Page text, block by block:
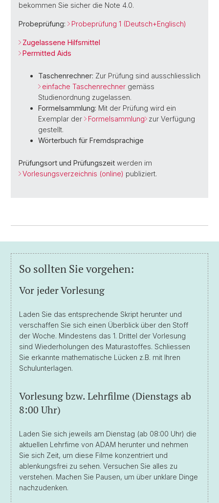
bekommen Sie sicher die Note 4.0.
Probeprüfung: Probeprüfung 1 (Deutsch+Englisch)
Zugelassene Hilfsmittel
Permitted Aids
Taschenrechner: Zur Prüfung sind ausschliesslich
einfache Taschenrechner gemäss
Studienordnung zugelassen.
Formelsammlung: Mit der Prüfung wird ein
Exemplar der
Formelsammlung zur Verfügung
gestellt.
Wörterbuch für Fremdsprachige
Prüfungsort und Prüfungszeit werden im
Vorlesungsverzeichnis (online) publiziert.
So sollten Sie vorgehen:
Vor jeder Vorlesung
Laden Sie das entsprechende Skript herunter und
verschaffen Sie sich einen Überblick über den Stoff
der Woche. Mindestens das 1. Drittel der Vorlesung
sind Wiederholungen des Maturastoffes. Schliessen
Sie erkannte mathematische Lücken z.B. mit Ihren
Schulunterlagen.
Vorlesung bzw. Lehrfilme (Dienstags ab
8:00 Uhr)
Laden Sie sich jeweils am Dienstag (ab 08:00 Uhr) die
aktuellen Lehrfime von ADAM herunter und nehmen
Sie sich Zeit, um diese Filme konzentriert und
ablenkungsfrei zu sehen. Versuchen Sie alles zu
verstehen. Machen Sie Pausen, um über unklare Dinge
nachzudenken.